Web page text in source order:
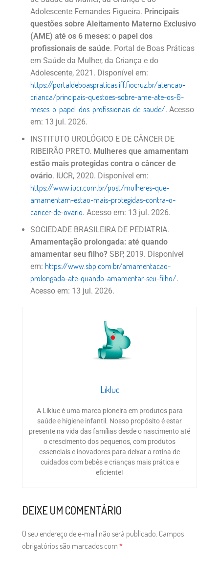
Adolescente Fernandes Figueira. Principais
questões sobre Aleitamento Materno Exclusivo
(AME) até os 6 meses: o papel dos
profissionais de saúde. Portal de Boas Práticas
em Saúde da Mulher, da Criança e do
Adolescente, 2021. Disponível em:
https://portaldeboaspraticas.iff.fiocruz.br/atencao-
crianca/principais-questoes-sobre-ame-ate-os-6-
meses-o-papel-dos-profissionais-de-saude/. Acesso
em: 13 jul. 2026.
INSTITUTO UROLÓGICO E DE CÂNCER DE
RIBEIRÃO PRETO. Mulheres que amamentam
estão mais protegidas contra o câncer de
ovário. IUCR, 2020. Disponível em:
https://www.iucr.com.br/post/mulheres-que-
amamentam-estao-mais-protegidas-contra-o-
cancer-de-ovario. Acesso em: 13 jul. 2026.
SOCIEDADE BRASILEIRA DE PEDIATRIA.
Amamentação prolongada: até quando
amamentar seu filho? SBP, 2019. Disponível
em: https://www.sbp.com.br/amamentacao-
prolongada-ate-quando-amamentar-seu-filho/.
Acesso em: 13 jul. 2026.
Likluc
A Likluc é uma marca pioneira em produtos para
saúde e higiene infantil. Nosso propósito é estar
presente na vida das famílias desde o nascimento até
o crescimento dos pequenos, com produtos
essenciais e inovadores para deixar a rotina de
cuidados com bebês e crianças mais prática e
eficiente!
DEIXE UM COMENTÁRIO
O seu endereço de e-mail não será publicado. Campos
obrigatórios são marcados com *